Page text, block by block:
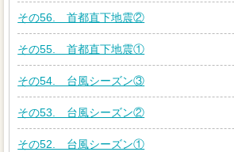
その56. 首都直下地震②
その55. 首都直下地震①
その54. 台風シーズン③
その53. 台風シーズン②
その52. 台風シーズン①